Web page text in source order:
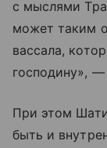
с мыслями
может таким
вассала,
господину»,
При этом
быть и